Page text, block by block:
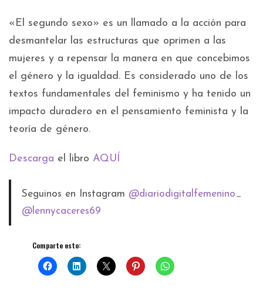
«El segundo sexo» es un llamado a la acción para
desmantelar las estructuras que oprimen a las
mujeres y a repensar la manera en que concebimos
el género y la igualdad. Es considerado uno de los
textos fundamentales del feminismo y ha tenido un
impacto duradero en el pensamiento feminista y la
teoría de género.
Descarga el libro AQUÍ
Seguinos en Instagram @diariodigitalfemenino_
@lennycaceres69
Comparte esto: